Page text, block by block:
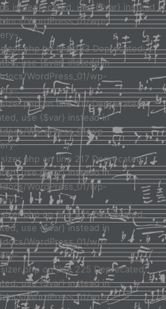
is deprecated, use {$var} instead in
WordPress_01/wp-
on line 123 Deprecated:
use {$var} instead in
WordPress_01/wp-
on line 217 Deprecated:
use {$var} instead in
WordPress_01/wp-
on line 217 Deprecated:
use {$var} instead in
WordPress_01/wp-
on line 221 Deprecated:
use {$var} instead in
WordPress_01/wp-
on line 225 Deprecated:
use {$var} instead in
WordPress_01/wp-